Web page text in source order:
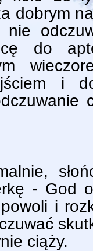
dobrym
nie
do
i
- God
i
ciąży.